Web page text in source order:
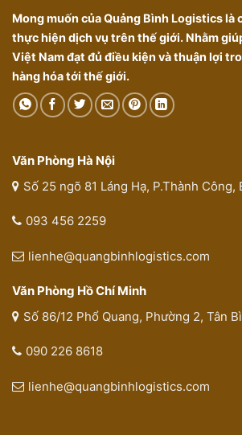
Mong muốn của Quảng Bình Logistics là
thực hiện dịch vụ trên thế giới. Nhằm
Việt Nam đạt đủ điều kiện và thuận lợi
hàng hóa tới thế giới.
Văn Phòng Hà Nội
Số 25 ngõ 81 Láng Hạ, P.Thành Công,
093 456 2259
lienhe@quangbinhlogistics.com
Văn Phòng Hồ Chí Minh
Số 86/12 Phổ Quang, Phường 2, Tân
090 226 8618
lienhe@quangbinhlogistics.com